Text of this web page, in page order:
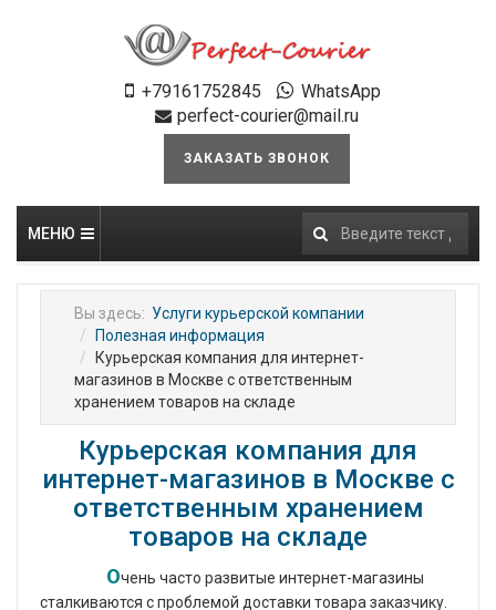
+79161752845
WhatsApp
perfect-courier@mail.ru
ЗАКАЗАТЬ ЗВОНОК
МЕНЮ Искать...
Вы здесь: Услуги курьерской компании
Полезная информация
Курьерская компания для интернет-
магазинов в Москве с ответственным
хранением товаров на складе
Курьерская компания для
интернет-магазинов в Москве с
ответственным хранением
товаров на складе
Очень часто развитые интернет-магазины
сталкиваются с проблемой доставки товара заказчику.